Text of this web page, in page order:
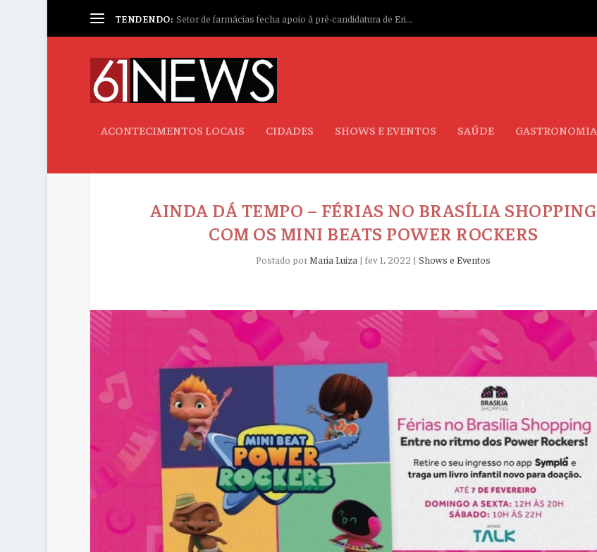
TENDENDO: Setor de farmácias fecha apoio à pré-candidatura de Eri...
ACONTECIMENTOS LOCAIS CIDADES SHOWS E EVENTOS SAÚDE GASTRONOMIA
AINDA DÁ TEMPO – FÉRIAS NO BRASÍLIA SHOPPING
COM OS MINI BEATS POWER ROCKERS
Postado por Maria Luiza |fev 1, 2022 |Shows e Eventos